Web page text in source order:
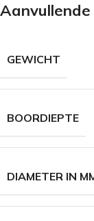
GEWICHT
BOORDIEPTE
DIAMETER IN